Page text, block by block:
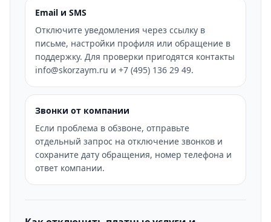
Email и SMS
Отключите уведомления через ссылку в
письме, настройки профиля или обращение в
поддержку. Для проверки пригодятся контакты
info@skorzaym.ru и +7 (495) 136 29 49.
Звонки от компании
Если проблема в обзвоне, отправьте
отдельный запрос на отключение звонков и
сохраните дату обращения, номер телефона и
ответ компании.